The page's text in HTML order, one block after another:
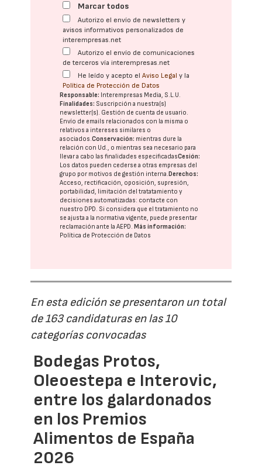
Marcar todos
Autorizo el envío de newsletters y
avisos informativos personalizados de
interempresas.net
Autorizo el envío de comunicaciones
de terceros vía interempresas.net
He leído y acepto elAviso Legal y la
Política de Protección de Datos
Responsable: Interempresas Media, S.L.U.
Finalidades: Suscripción a nuestra(s)
newsletter(s). Gestión de cuenta de usuario.
Envío de emails relacionados con la misma o
relativos a intereses similares o
asociados.Conservación: mientras dure la
relación con Ud., o mientras sea necesario para
llevar a cabo las finalidades especificadasCesión:
Los datos pueden cederse a otras empresas del
grupo por motivos de gestión interna.Derechos:
Acceso, rectificación, oposición, supresión,
portabilidad, limitación del tratatamiento y
decisiones automatizadas: contacte con
nuestro DPD. Si considera que el tratamiento no
se ajusta a la normativa vigente, puede presentar
reclamación ante laAEPD.Más información:
Política de Protección de Datos
En esta edición se presentaron un total
de 163 candidaturas en las 10
categorías convocadas
Bodegas Protos,
Oleoestepa e Interovic,
entre los galardonados
en los Premios
Alimentos de España
2026